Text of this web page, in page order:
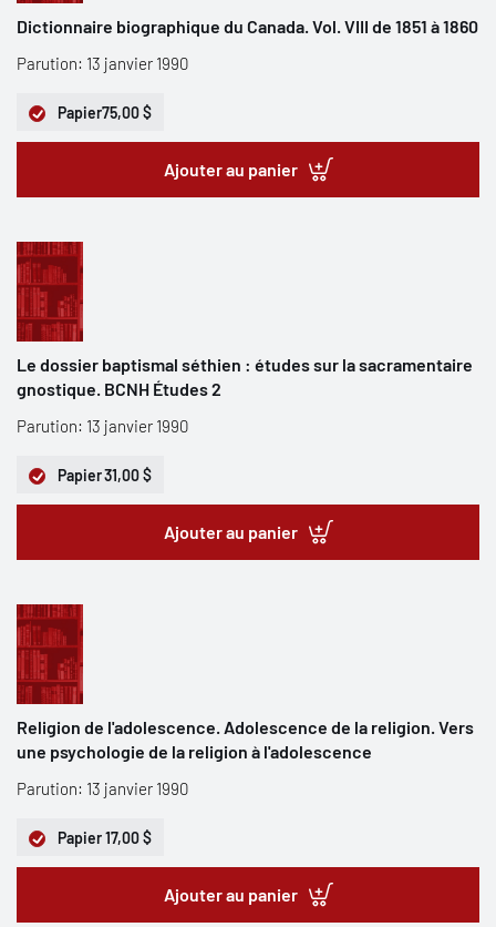
Dictionnaire biographique du Canada. Vol. VIII de 1851 à 1860
Parution: 13 janvier 1990
Papier75,00 $
Ajouter au panier
Le dossier baptismal séthien : études sur la sacramentaire
gnostique. BCNH Études 2
Parution: 13 janvier 1990
Papier31,00 $
Ajouter au panier
Religion de l'adolescence. Adolescence de la religion. Vers
une psychologie de la religion à l'adolescence
Parution: 13 janvier 1990
Papier17,00 $
Ajouter au panier